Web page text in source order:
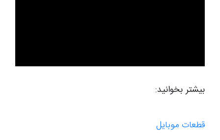
بیشتر بخوانید:
قطعات موبایل